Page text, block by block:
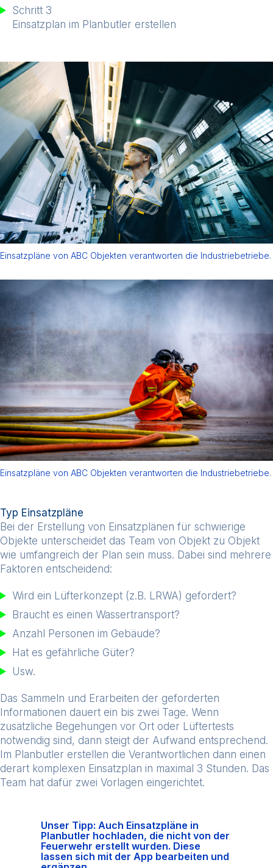
Schritt 3
Einsatzplan im Planbutler erstellen
Einsatzpläne von ABC Objekten verantworten die Industriebetriebe.
Einsatzpläne von ABC Objekten verantworten die Industriebetriebe.
Typ Einsatzpläne
Bei der Erstellung von Einsatzplänen für schwierige
Objekte unterscheidet das Team von Objekt zu Objekt
wie umfangreich der Plan sein muss. Dabei sind mehrere
Faktoren entscheidend:
Wird ein Lüfterkonzept (z.B. LRWA) gefordert?
Braucht es einen Wassertransport?
Anzahl Personen im Gebäude?
Hat es gefährliche Güter?
Usw.
Das Sammeln und Erarbeiten der geforderten
Informationen dauert ein bis zwei Tage. Wenn
zusätzliche Begehungen vor Ort oder Lüftertests
notwendig sind, dann steigt der Aufwand entsprechend.
Im Planbutler erstellen die Verantwortlichen dann einen
derart komplexen Einsatzplan in maximal 3 Stunden. Das
Team hat dafür zwei Vorlagen eingerichtet.
Unser Tipp: Auch Einsatzpläne in
Planbutler hochladen, die nicht von der
Feuerwehr erstellt wurden. Diese
lassen sich mit der App bearbeiten und